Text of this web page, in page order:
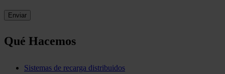
Qué Hacemos
Sistemas de recarga distribuidos